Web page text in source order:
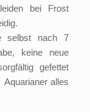
bei Frost
selbst nach 7
keine neue
gefettet
alles